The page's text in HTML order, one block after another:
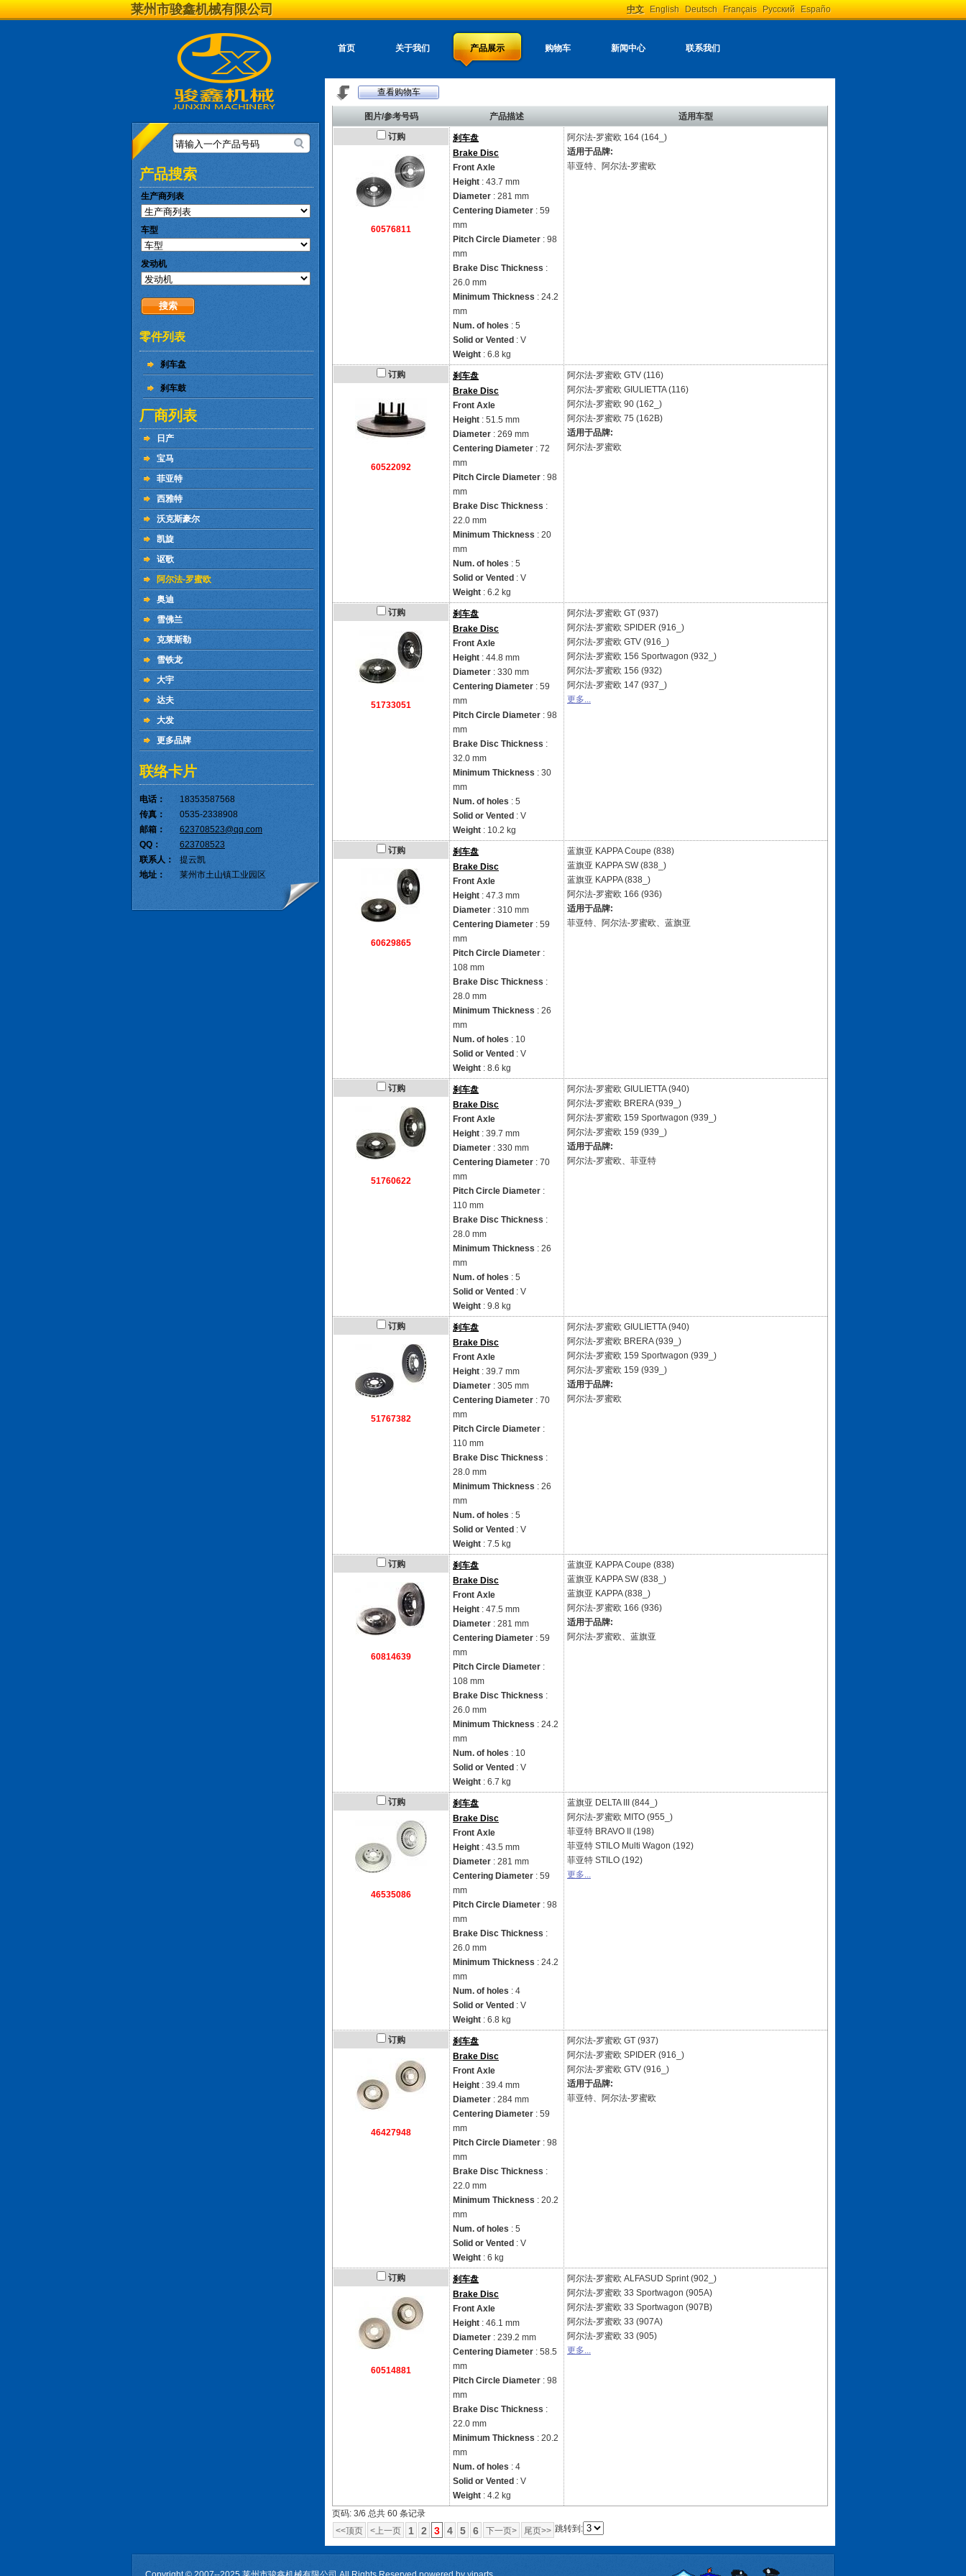
莱州市骏鑫机械有限公司 中文 English Deutsch Français Русский Españo
首页 关于我们 产品展示 购物车 新闻中心 联系我们
查看购物车
图片/参考号码 产品描述
适用车型
订购
60576811
刹车盘
Brake Disc
Front Axle
Height : 43.7 mm
Diameter : 281 mm
Centering Diameter : 59
mm
Pitch Circle Diameter : 98
mm
Brake Disc Thickness :
26.0 mm
Minimum Thickness : 24.2
mm
Num. of holes : 5
Solid or Vented : V
Weight : 6.8 kg
阿尔法-罗蜜欧 164 (164_)
适用于品牌:
菲亚特、阿尔法-罗蜜欧
订购
60522092
刹车盘
Brake Disc
Front Axle
Height : 51.5 mm
Diameter : 269 mm
Centering Diameter : 72
mm
Pitch Circle Diameter : 98
mm
Brake Disc Thickness :
22.0 mm
Minimum Thickness : 20
mm
Num. of holes : 5
Solid or Vented : V
Weight : 6.2 kg
阿尔法-罗蜜欧 GTV (116)
阿尔法-罗蜜欧 GIULIETTA (116)
阿尔法-罗蜜欧 90 (162_)
阿尔法-罗蜜欧 75 (162B)
适用于品牌:
阿尔法-罗蜜欧
订购
51733051
刹车盘
Brake Disc
Front Axle
Height : 44.8 mm
Diameter : 330 mm
Centering Diameter : 59
mm
Pitch Circle Diameter : 98
mm
Brake Disc Thickness :
32.0 mm
Minimum Thickness : 30
mm
Num. of holes : 5
Solid or Vented : V
Weight : 10.2 kg
阿尔法-罗蜜欧 GT (937)
阿尔法-罗蜜欧 SPIDER (916_)
阿尔法-罗蜜欧 GTV (916_)
阿尔法-罗蜜欧 156 Sportwagon (932_)
阿尔法-罗蜜欧 156 (932)
阿尔法-罗蜜欧 147 (937_)
更多...
订购
60629865
刹车盘
Brake Disc
Front Axle
Height : 47.3 mm
Diameter : 310 mm
Centering Diameter : 59
mm
Pitch Circle Diameter :
108 mm
Brake Disc Thickness :
28.0 mm
Minimum Thickness : 26
mm
Num. of holes : 10
Solid or Vented : V
Weight : 8.6 kg
蓝旗亚 KAPPA Coupe (838)
蓝旗亚 KAPPA SW (838_)
蓝旗亚 KAPPA (838_)
阿尔法-罗蜜欧 166 (936)
适用于品牌:
菲亚特、阿尔法-罗蜜欧、蓝旗亚
订购
51760622
刹车盘
Brake Disc
Front Axle
Height : 39.7 mm
Diameter : 330 mm
Centering Diameter : 70
mm
Pitch Circle Diameter :
110 mm
Brake Disc Thickness :
28.0 mm
Minimum Thickness : 26
mm
Num. of holes : 5
Solid or Vented : V
Weight : 9.8 kg
阿尔法-罗蜜欧 GIULIETTA (940)
阿尔法-罗蜜欧 BRERA (939_)
阿尔法-罗蜜欧 159 Sportwagon (939_)
阿尔法-罗蜜欧 159 (939_)
适用于品牌:
阿尔法-罗蜜欧、菲亚特
订购
51767382
刹车盘
Brake Disc
Front Axle
Height : 39.7 mm
Diameter : 305 mm
Centering Diameter : 70
mm
Pitch Circle Diameter :
110 mm
Brake Disc Thickness :
28.0 mm
Minimum Thickness : 26
mm
Num. of holes : 5
Solid or Vented : V
Weight : 7.5 kg
阿尔法-罗蜜欧 GIULIETTA (940)
阿尔法-罗蜜欧 BRERA (939_)
阿尔法-罗蜜欧 159 Sportwagon (939_)
阿尔法-罗蜜欧 159 (939_)
适用于品牌:
阿尔法-罗蜜欧
订购
60814639
刹车盘
Brake Disc
Front Axle
Height : 47.5 mm
Diameter : 281 mm
Centering Diameter : 59
mm
Pitch Circle Diameter :
108 mm
Brake Disc Thickness :
26.0 mm
Minimum Thickness : 24.2
mm
Num. of holes : 10
Solid or Vented : V
Weight : 6.7 kg
蓝旗亚 KAPPA Coupe (838)
蓝旗亚 KAPPA SW (838_)
蓝旗亚 KAPPA (838_)
阿尔法-罗蜜欧 166 (936)
适用于品牌:
阿尔法-罗蜜欧、蓝旗亚
订购
46535086
刹车盘
Brake Disc
Front Axle
Height : 43.5 mm
Diameter : 281 mm
Centering Diameter : 59
mm
Pitch Circle Diameter : 98
mm
Brake Disc Thickness :
26.0 mm
Minimum Thickness : 24.2
mm
Num. of holes : 4
Solid or Vented : V
Weight : 6.8 kg
蓝旗亚 DELTA III (844_)
阿尔法-罗蜜欧 MITO (955_)
菲亚特 BRAVO II (198)
菲亚特 STILO Multi Wagon (192)
菲亚特 STILO (192)
更多...
订购
46427948
刹车盘
Brake Disc
Front Axle
Height : 39.4 mm
Diameter : 284 mm
Centering Diameter : 59
mm
Pitch Circle Diameter : 98
mm
Brake Disc Thickness :
22.0 mm
Minimum Thickness : 20.2
mm
Num. of holes : 5
Solid or Vented : V
Weight : 6 kg
阿尔法-罗蜜欧 GT (937)
阿尔法-罗蜜欧 SPIDER (916_)
阿尔法-罗蜜欧 GTV (916_)
适用于品牌:
菲亚特、阿尔法-罗蜜欧
订购
60514881
刹车盘
Brake Disc
Front Axle
Height : 46.1 mm
Diameter : 239.2 mm
Centering Diameter : 58.5
mm
Pitch Circle Diameter : 98
mm
Brake Disc Thickness :
22.0 mm
Minimum Thickness : 20.2
mm
Num. of holes : 4
Solid or Vented : V
Weight : 4.2 kg
阿尔法-罗蜜欧 ALFASUD Sprint (902_)
阿尔法-罗蜜欧 33 Sportwagon (905A)
阿尔法-罗蜜欧 33 Sportwagon (907B)
阿尔法-罗蜜欧 33 (907A)
阿尔法-罗蜜欧 33 (905)
更多...
页码: 3/6 总共 60 条记录
<<顶页
<上一页 1 2 3 4 5 6 下一页> 尾页>> 跳转到:
请输入一个产品号码
产品搜索
生产商列表
车型
发动机
零件列表
刹车盘
刹车鼓
厂商列表
日产
宝马
菲亚特
西雅特
沃克斯豪尔
凯旋
讴歌
阿尔法-罗蜜欧
奥迪
雪佛兰
克莱斯勒
雪铁龙
大宇
达夫
大发
更多品牌
联络卡片
电话：
18353587568
传真：
0535-2338908
邮箱：
623708523@qq.com
QQ：
623708523
联系人：
提云凯
地址：
莱州市土山镇工业园区